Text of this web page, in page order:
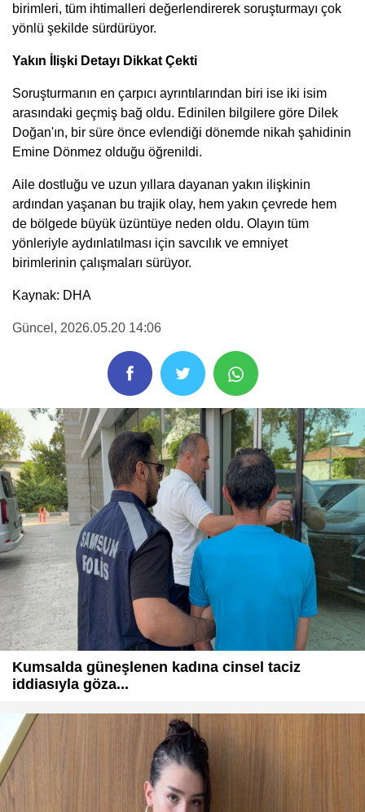
birimleri, tüm ihtimalleri değerlendirerek soruşturmayı çok
yönlü şekilde sürdürüyor.
Yakın İlişki Detayı Dikkat Çekti
Soruşturmanın en çarpıcı ayrıntılarından biri ise iki isim
arasındaki geçmiş bağ oldu. Edinilen bilgilere göre Dilek
Doğan'ın, bir süre önce evlendiği dönemde nikah şahidinin
Emine Dönmez olduğu öğrenildi.
Aile dostluğu ve uzun yıllara dayanan yakın ilişkinin
ardından yaşanan bu trajik olay, hem yakın çevrede hem
de bölgede büyük üzüntüye neden oldu. Olayın tüm
yönleriyle aydınlatılması için savcılık ve emniyet
birimlerinin çalışmaları sürüyor.
Kaynak: DHA
Güncel , 2026.05.20 14:06
Kumsalda güneşlenen kadına cinsel taciz
iddiasıyla göza...